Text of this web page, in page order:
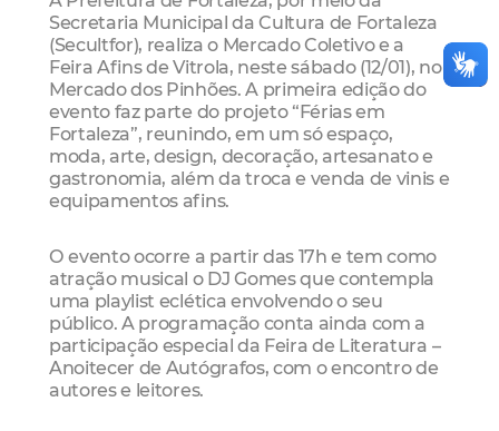
Secretaria Municipal da Cultura de Fortaleza
(Secultfor), realiza o Mercado Coletivo e a
Feira Afins de Vitrola, neste sábado (12/01), no
Mercado dos Pinhões. A primeira edição do
evento faz parte do projeto “Férias em
Fortaleza”, reunindo, em um só espaço,
moda, arte, design, decoração, artesanato e
gastronomia, além da troca e venda de vinis e
equipamentos afins.
O evento ocorre a partir das 17h e tem como
atração musical o DJ Gomes que contempla
uma playlist eclética envolvendo o seu
público. A programação conta ainda com a
participação especial da Feira de Literatura –
Anoitecer de Autógrafos, com o encontro de
autores e leitores.